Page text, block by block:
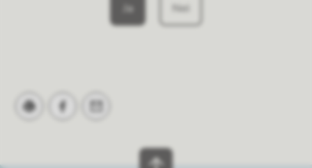
Ja Nei